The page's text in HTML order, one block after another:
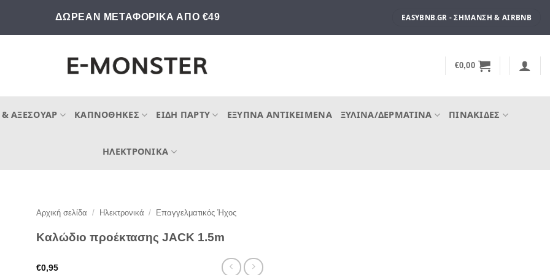
ΔΩΡΕΑΝ ΜΕΤΑΦΟΡΙΚΑ ΑΠΟ €49 EASYBNB.GR - ΣΉΜΑΝΣΗ & AIRBNB
€0,00
ΑΞΕΣΟΥΆΡ ΚΑΠΝΟΘΉΚΕΣ ΕΊΔΗ ΠΆΡΤΥ ΈΞΥΠΝΑ ΑΝΤΙΚΕΊΜΕΝΑ ΞΎΛΙΝΑ/ΔΕΡΜΆΤΙΝΑ ΠΙΝΑΚΊΔΕΣ
ΗΛΕΚΤΡΟΝΙΚΆ
Αρχική σελίδα / Ηλεκτρονικά / Επαγγελματικός Ήχος
Καλώδιο προέκτασης JACK 1.5m
€0,95